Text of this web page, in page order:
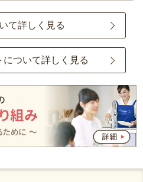
て詳しく見る
ついて詳しく見る